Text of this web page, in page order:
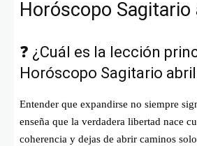
Horóscopo Sagitario
❓ ¿Cuál es la lección
Horóscopo Sagitario
Entender que expandirse no siempre
enseña que la verdadera libertad nace
coherencia y dejas de abrir caminos